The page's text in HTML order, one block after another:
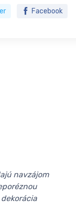
Facebook
navzájom